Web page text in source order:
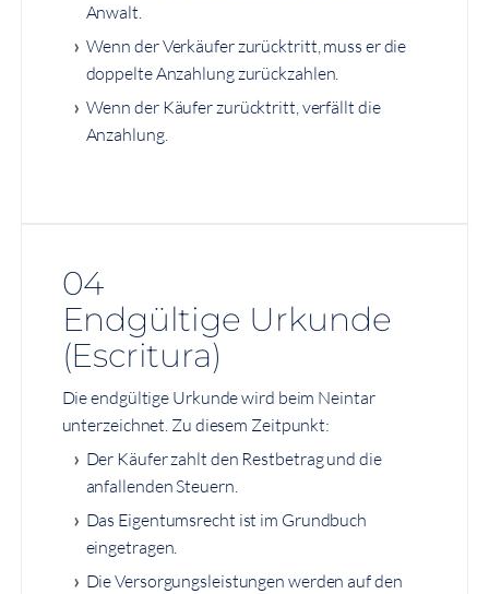
Anwalt.
Wenn der Verkäufer zurücktritt, muss er die
doppelte Anzahlung zurückzahlen.
Wenn der Käufer zurücktritt, verfällt die
Anzahlung.
04
Endgültige Urkunde
(Escritura)
Die endgültige Urkunde wird beim Neintar
unterzeichnet. Zu diesem Zeitpunkt:
Der Käufer zahlt den Restbetrag und die
anfallenden Steuern.
Das Eigentumsrecht ist im Grundbuch
eingetragen.
Die Versorgungsleistungen werden auf den